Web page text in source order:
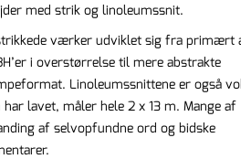
med strik og linoleumssnit.
værker udviklet sig fra primært
i overstørrelse til mere abstrakte
Linoleumssnittene er også
lavet, måler hele 2 x 13 m. Mange af
af selvopfundne ord og bidske